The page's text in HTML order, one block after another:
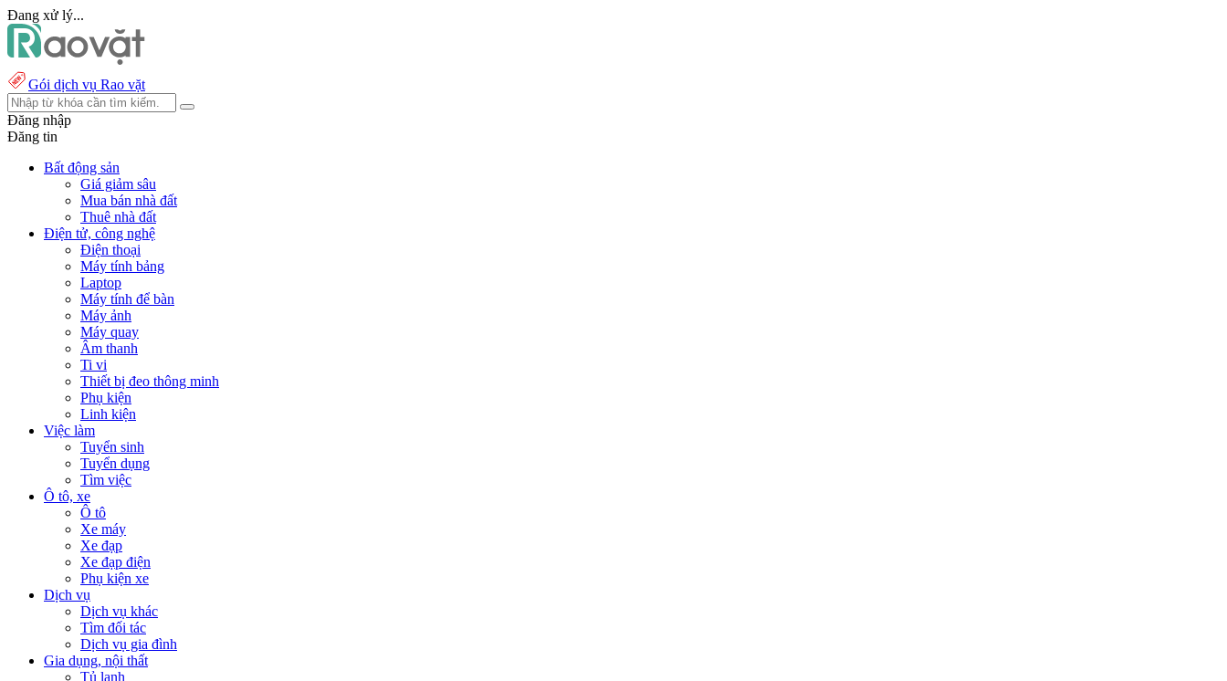
Đang xử lý...
Gói dịch vụ Rao vặt
Đăng nhập
Đăng tin
Bất động sản
Giá giảm sâu
Mua bán nhà đất
Thuê nhà đất
Điện tử, công nghệ
Điện thoại
Máy tính bảng
Laptop
Máy tính để bàn
Máy ảnh
Máy quay
Âm thanh
Ti vi
Thiết bị đeo thông minh
Phụ kiện
Linh kiện
Việc làm
Tuyển sinh
Tuyển dụng
Tìm việc
Ô tô, xe
Ô tô
Xe máy
Xe đạp
Xe đạp điện
Phụ kiện xe
Dịch vụ
Dịch vụ khác
Tìm đối tác
Dịch vụ gia đình
Gia dụng, nội thất
Tủ lạnh